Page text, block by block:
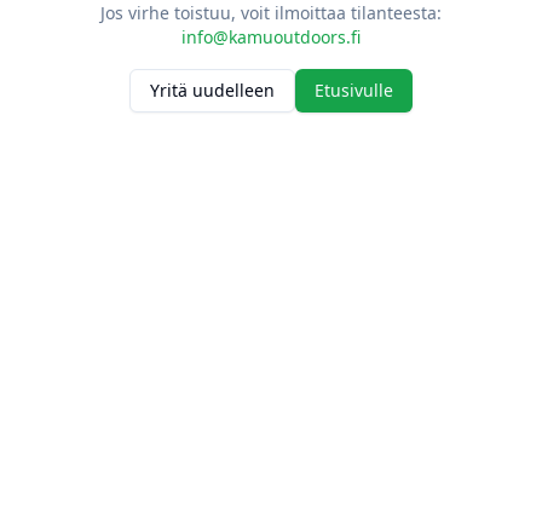
Jos virhe toistuu, voit ilmoittaa tilanteesta:
info@kamuoutdoors.fi
Yritä uudelleen Etusivulle